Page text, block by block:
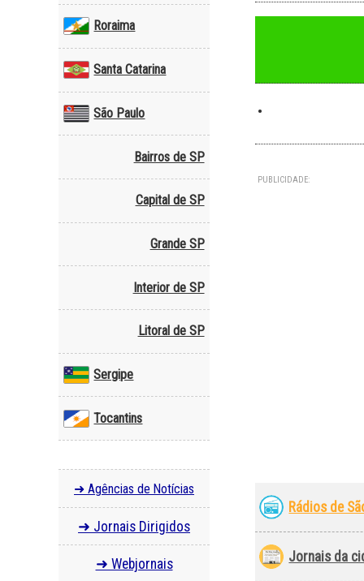
Roraima
Santa Catarina
São Paulo
Bairros de SP
Capital de SP
Grande SP
Interior de SP
Litoral de SP
Sergipe
Tocantins
➜ Agências de Notícias
➜ Jornais Dirigidos
➜ Webjornais
•
PUBLICIDADE:
Rádios de
Jornais da